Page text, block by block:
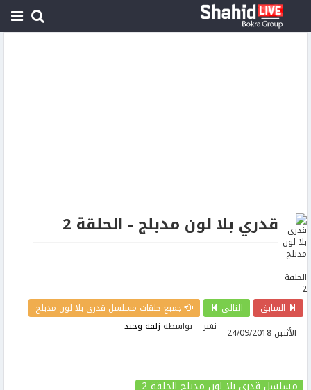
قدري بلا لون مدبلج - الحلقة 2
السابق التالي
جميع حلقات مسلسل قدري بلا لون مدبلج
نشر
الأثنين 24/09/2018 بواسطة زلفه وحيد
مسلسل قدري بلا لون مدبلج الحلقة 2